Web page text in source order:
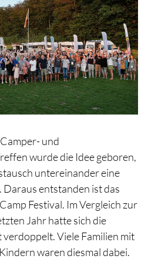
und
wurde die Idee geboren,
untereinander eine
Daraus entstanden ist das
Festival. Im Vergleich zur
Jahr hatte sich die
Viele Familien mit
waren diesmal dabei.